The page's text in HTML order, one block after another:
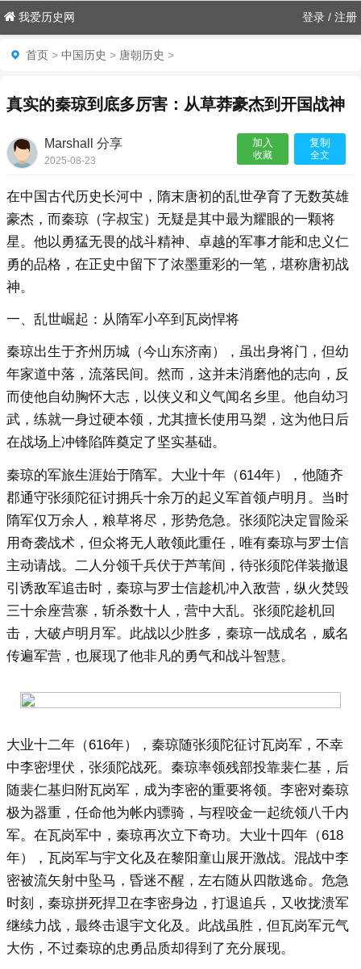
我爱历史网 登录 / 注册
首页 > 中国历史 > 唐朝历史 >
真实的秦琼到底多厉害：从草莽豪杰到开国战神
Marshall 分享
2025-08-23
加入
收藏
复制
全文
在中国古代历史长河中，隋末唐初的乱世孕育了无数英雄
豪杰，而秦琼（字叔宝）无疑是其中最为耀眼的一颗将
星。他以勇猛无畏的战斗精神、卓越的军事才能和忠义仁
勇的品格，在正史中留下了浓墨重彩的一笔，堪称唐初战
神。
一、乱世崛起：从隋军小卒到瓦岗悍将
秦琼出生于齐州历城（今山东济南），虽出身将门，但幼
年家道中落，流落民间。然而，这并未消磨他的志向，反
而使他自幼胸怀大志，以侠义和义气闻名乡里。他自幼习
武，练就一身过硬本领，尤其擅长使用马槊，这为他日后
在战场上冲锋陷阵奠定了坚实基础。
秦琼的军旅生涯始于隋军。大业十年（614年），他随齐
郡通守张须陀征讨拥兵十余万的起义军首领卢明月。当时
隋军仅万余人，粮草将尽，形势危急。张须陀决定冒险采
用奇袭战术，但众将无人敢领此重任，唯有秦琼与罗士信
主动请战。二人分领千兵伏于芦苇间，待张须陀佯装撤退
引诱敌军追击时，秦琼与罗士信趁机冲入敌营，纵火焚毁
三十余座营寨，斩杀数十人，营中大乱。张须陀趁机回
击，大破卢明月军。此战以少胜多，秦琼一战成名，威名
传遍军营，也展现了他非凡的勇气和战斗智慧。
大业十二年（616年），秦琼随张须陀征讨瓦岗军，不幸
中李密埋伏，张须陀战死。秦琼率领残部投靠裴仁基，后
随裴仁基归附瓦岗军，成为李密的重要将领。李密对秦琼
极为器重，任命他为帐内骠骑，与程咬金一起统领八千内
军。在瓦岗军中，秦琼再次立下奇功。大业十四年（618
年），瓦岗军与宇文化及在黎阳童山展开激战。混战中李
密被流矢射中坠马，昏迷不醒，左右随从四散逃命。危急
时刻，秦琼拼死捍卫在李密身边，打退追兵，又收拢溃军
继续力战，最终击退宇文化及。此战虽胜，但瓦岗军元气
大伤，不过秦琼的忠勇品质却得到了充分展现。